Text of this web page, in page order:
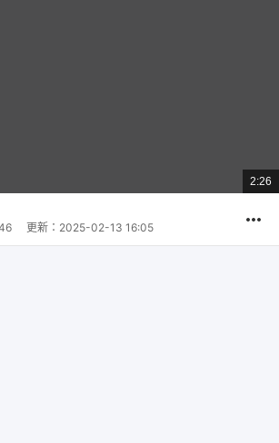
總
共
2:26
更新： 2025-02-13 16:05